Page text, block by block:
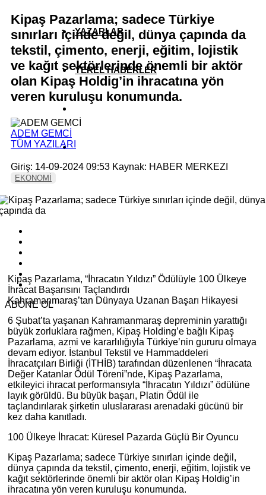
YAZARLAR
YEREL HABERLER
Kipaş Pazarlama; sadece Türkiye
sınırları içinde değil, dünya çapında da
tekstil, çimento, enerji, eğitim, lojistik
ve kağıt sektörlerinde önemli bir aktör
olan Kipaş Holdig’in ihracatına yön
veren kuruluşu konumunda.
ADEM GEMCİ
TÜM YAZILARI
Giriş: 14-09-2024 09:53 Kaynak: HABER MERKEZI
EKONOMİ
ABONE OL
Kipaş Pazarlama, “İhracatın Yıldızı” Ödülüyle 100 Ülkeye
İhracat Başarısını Taçlandırdı
Kahramanmaraş’tan Dünyaya Uzanan Başarı Hikayesi
6 Şubat’ta yaşanan Kahramanmaraş depreminin yarattığı
büyük zorluklara rağmen, Kipaş Holding’e bağlı Kipaş
Pazarlama, azmi ve kararlılığıyla Türkiye’nin gururu olmaya
devam ediyor. İstanbul Tekstil ve Hammaddeleri
İhracatçıları Birliği (İTHİB) tarafından düzenlenen “İhracata
Değer Katanlar Ödül Töreni”nde, Kipaş Pazarlama,
etkileyici ihracat performansıyla “İhracatın Yıldızı” ödülüne
layık görüldü. Bu büyük başarı, Platin Ödül ile
taçlandırılarak şirketin uluslararası arenadaki gücünü bir
kez daha kanıtladı.
100 Ülkeye İhracat: Küresel Pazarda Güçlü Bir Oyuncu
Kipaş Pazarlama; sadece Türkiye sınırları içinde değil,
dünya çapında da tekstil, çimento, enerji, eğitim, lojistik ve
kağıt sektörlerinde önemli bir aktör olan Kipaş Holdig’in
ihracatına yön veren kuruluşu konumunda.